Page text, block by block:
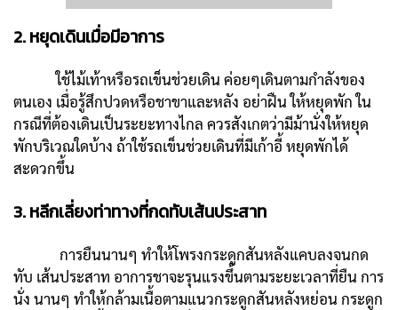
2. หยุดเดินเมื่อมีอาการ
ใช้ไม้เท้าหรือรถเข็นช่วยเดิน ค่อยๆเดินตามกำลังของ
ตนเอง เมื่อรู้สึกปวดหรือชาขาและหลัง อย่าฝืน ให้หยุดพัก ใน
กรณีที่ต้องเดินเป็นระยะทางไกล ควรสังเกตว่ามีม้านั่งให้หยุด
พักบริเวณใดบ้าง ถ้าใช้รถเข็นช่วยเดินที่มีเก้าอี้ หยุดพักได้
สะดวกขึ้น
3. หลีกเลี่ยงท่าทางที่กดทับเส้นประสาท
การยืนนานๆ ทำให้โพรงกระดูกสันหลังแคบลงจนกด
ทับ เส้นประสาท อาการชาจะรุนแรงขึ้นตามระยะเวลาที่ยืน การ
นั่ง นานๆ ทำให้กล้ามเนื้อตามแนวกระดูกสันหลังหย่อน กระดูก